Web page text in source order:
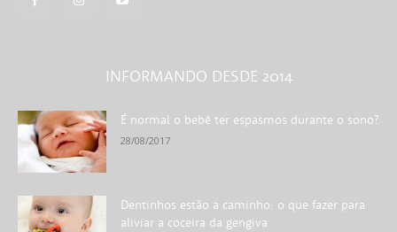
INFORMANDO DESDE 2014
É normal o bebê ter espasmos durante o sono?
28/08/2017
Dentinhos estão a caminho: o que fazer para
aliviar a coceira da gengiva